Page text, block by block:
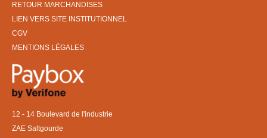
RETOUR MARCHANDISES
LIEN VERS SITE INSTITUTIONNEL
CGV
MENTIONS LÉGALES
12 - 14 Boulevard de l'industrie
ZAE Saltgourde